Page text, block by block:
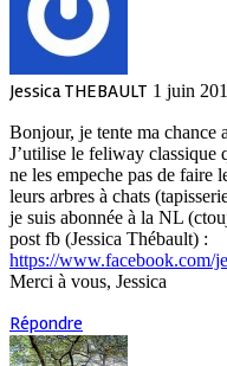
Jessica THEBAULT 1 juin
Bonjour, je tente ma chance
J’utilise le feliway classique
ne les empeche pas de faire
leurs arbres à chats
je suis abonnée à la NL
post fb (Jessica Thébault) :
https://www.facebook.com/
Merci à vous, Jessica
Répondre